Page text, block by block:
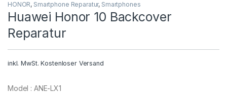
HONOR, Smartphone Reparatur, Smartphones
Huawei Honor 10 Backcover
Reparatur
inkl. MwSt. Kostenloser Versand
Model : ANE-LX1